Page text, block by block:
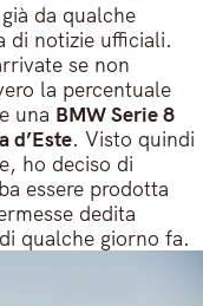
da qualche
di notizie ufficiali.
se non
la percentuale
una BMW Serie 8
d’Este. Visto quindi
ho deciso di
essere prodotta
dedita
qualche giorno fa.